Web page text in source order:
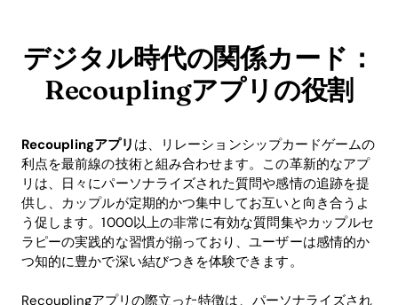
デジタル時代の関係カード：
Recouplingアプリの役割
Recouplingアプリ は、リレーションシップカードゲームの
利点を最前線の技術と組み合わせます。この革新的なアプ
リは、日々にパーソナライズされた質問や感情の追跡を提
供し、カップルが定期的かつ集中してお互いと向き合うよ
う促します。1000以上の非常に有効な質問集やカップルセ
ラピーの実践的な習慣が揃っており、ユーザーは感情的か
つ知的に豊かで深い結びつきを体験できます。
Recouplingアプリの際立った特徴は、パーソナライズされ